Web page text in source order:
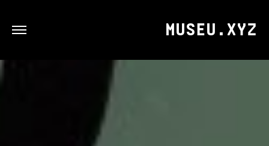
MUSEU.XYZ